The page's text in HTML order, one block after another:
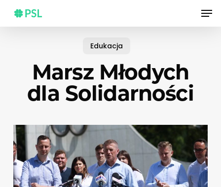
main
Edukacja
Marsz Młodych
dla Solidarności